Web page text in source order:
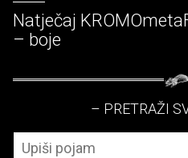
Natječaj
– boje
– PRETRAŽI